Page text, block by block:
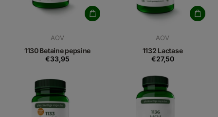
AOV
1130 Betaine pepsine
€33,95
AOV
1132 Lactase
€27,50